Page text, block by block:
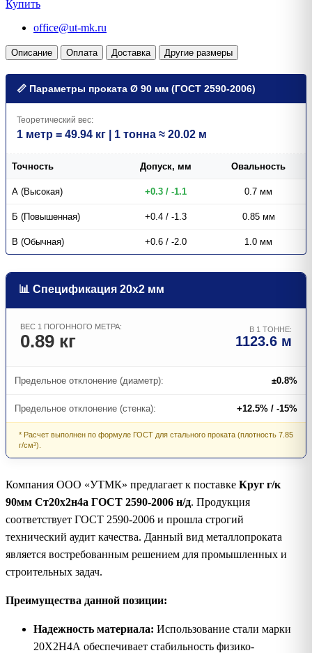
Купить
office@ut-mk.ru
Описание Оплата Доставка Другие размеры
📏 Параметры проката Ø 90 мм (ГОСТ 2590-2006)
Теоретический вес:
1 метр = 49.94 кг | 1 тонна ≈ 20.02 м
Точность Допуск, мм Овальность
А (Высокая) +0.3 / -1.1 0.7 мм
Б (Повышенная) +0.4 / -1.3 0.85 мм
В (Обычная) +0.6 / -2.0 1.0 мм
📊 Спецификация 20х2 мм
ВЕС 1 ПОГОННОГО МЕТРА:
0.89 кг
В 1 ТОННЕ:
1123.6 м
Предельное отклонение (диаметр): ±0.8%
Предельное отклонение (стенка): +12.5% / -15%
* Расчет выполнен по формуле ГОСТ для стального проката (плотность 7.85
г/см³).
Компания ООО «УТМК» предлагает к поставке Круг г/к
90мм Ст20х2н4а ГОСТ 2590-2006 н/д. Продукция
соответствует ГОСТ 2590-2006 и прошла строгий
технический аудит качества. Данный вид металлопроката
является востребованным решением для промышленных и
строительных задач.
Преимущества данной позиции:
Надежность материала: Использование стали марки
20Х2Н4А обеспечивает стабильность физико-